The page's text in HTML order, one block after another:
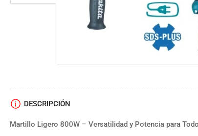
en
DESCRIPCIÓN
Martillo Ligero 800W – Versatilidad y Potencia para